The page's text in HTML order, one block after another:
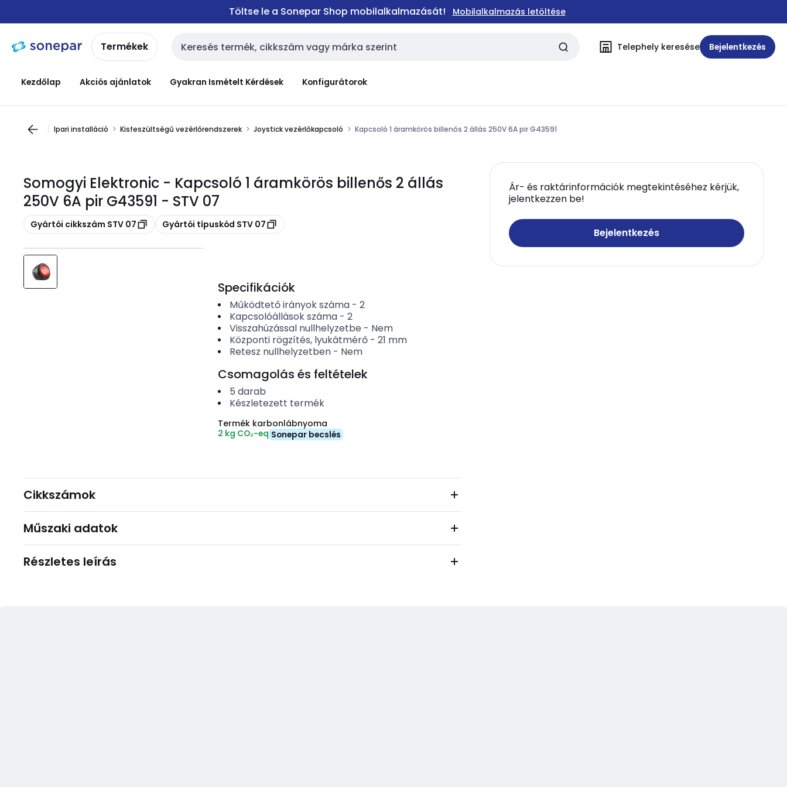
navigációhoztartalomra
Töltse le a Sonepar Shop mobilalkalmazását! Mobilalkalmazás letöltése
Termékek Keresési bemenet Telephely keresése Bejelentkezés
Kezdőlap Akciós ajánlatok Gyakran Ismételt Kérdések Konfigurátorok
Ipari installáció Kisfeszültségű vezérlőrendszerek Joystick vezérlőkapcsoló Kapcsoló 1 áramkörös billenős 2 állás 250V 6A pir G43591
Somogyi Elektronic - Kapcsoló 1 áramkörös billenős 2 állás
250V 6A pir G43591 - STV 07
Másolás
Gyártói cikkszám STV 07 Másolás
Gyártói típuskód STV 07
Ár- és raktárinformációk megtekintéséhez kérjük,
jelentkezzen be!
Bejelentkezés
Specifikációk
Működtető irányok száma- 2
Kapcsolóállások száma- 2
Visszahúzással nullhelyzetbe - Nem
Központi rögzítés, lyukátmérő- 21 mm
Retesz nullhelyzetben- Nem
Csomagolás és feltételek
5 darab
Készletezett termék
Termék karbonlábnyoma
2 kg CO₂-eq Sonepar becslés
Cikkszámok
Műszaki adatok
Részletes leírás